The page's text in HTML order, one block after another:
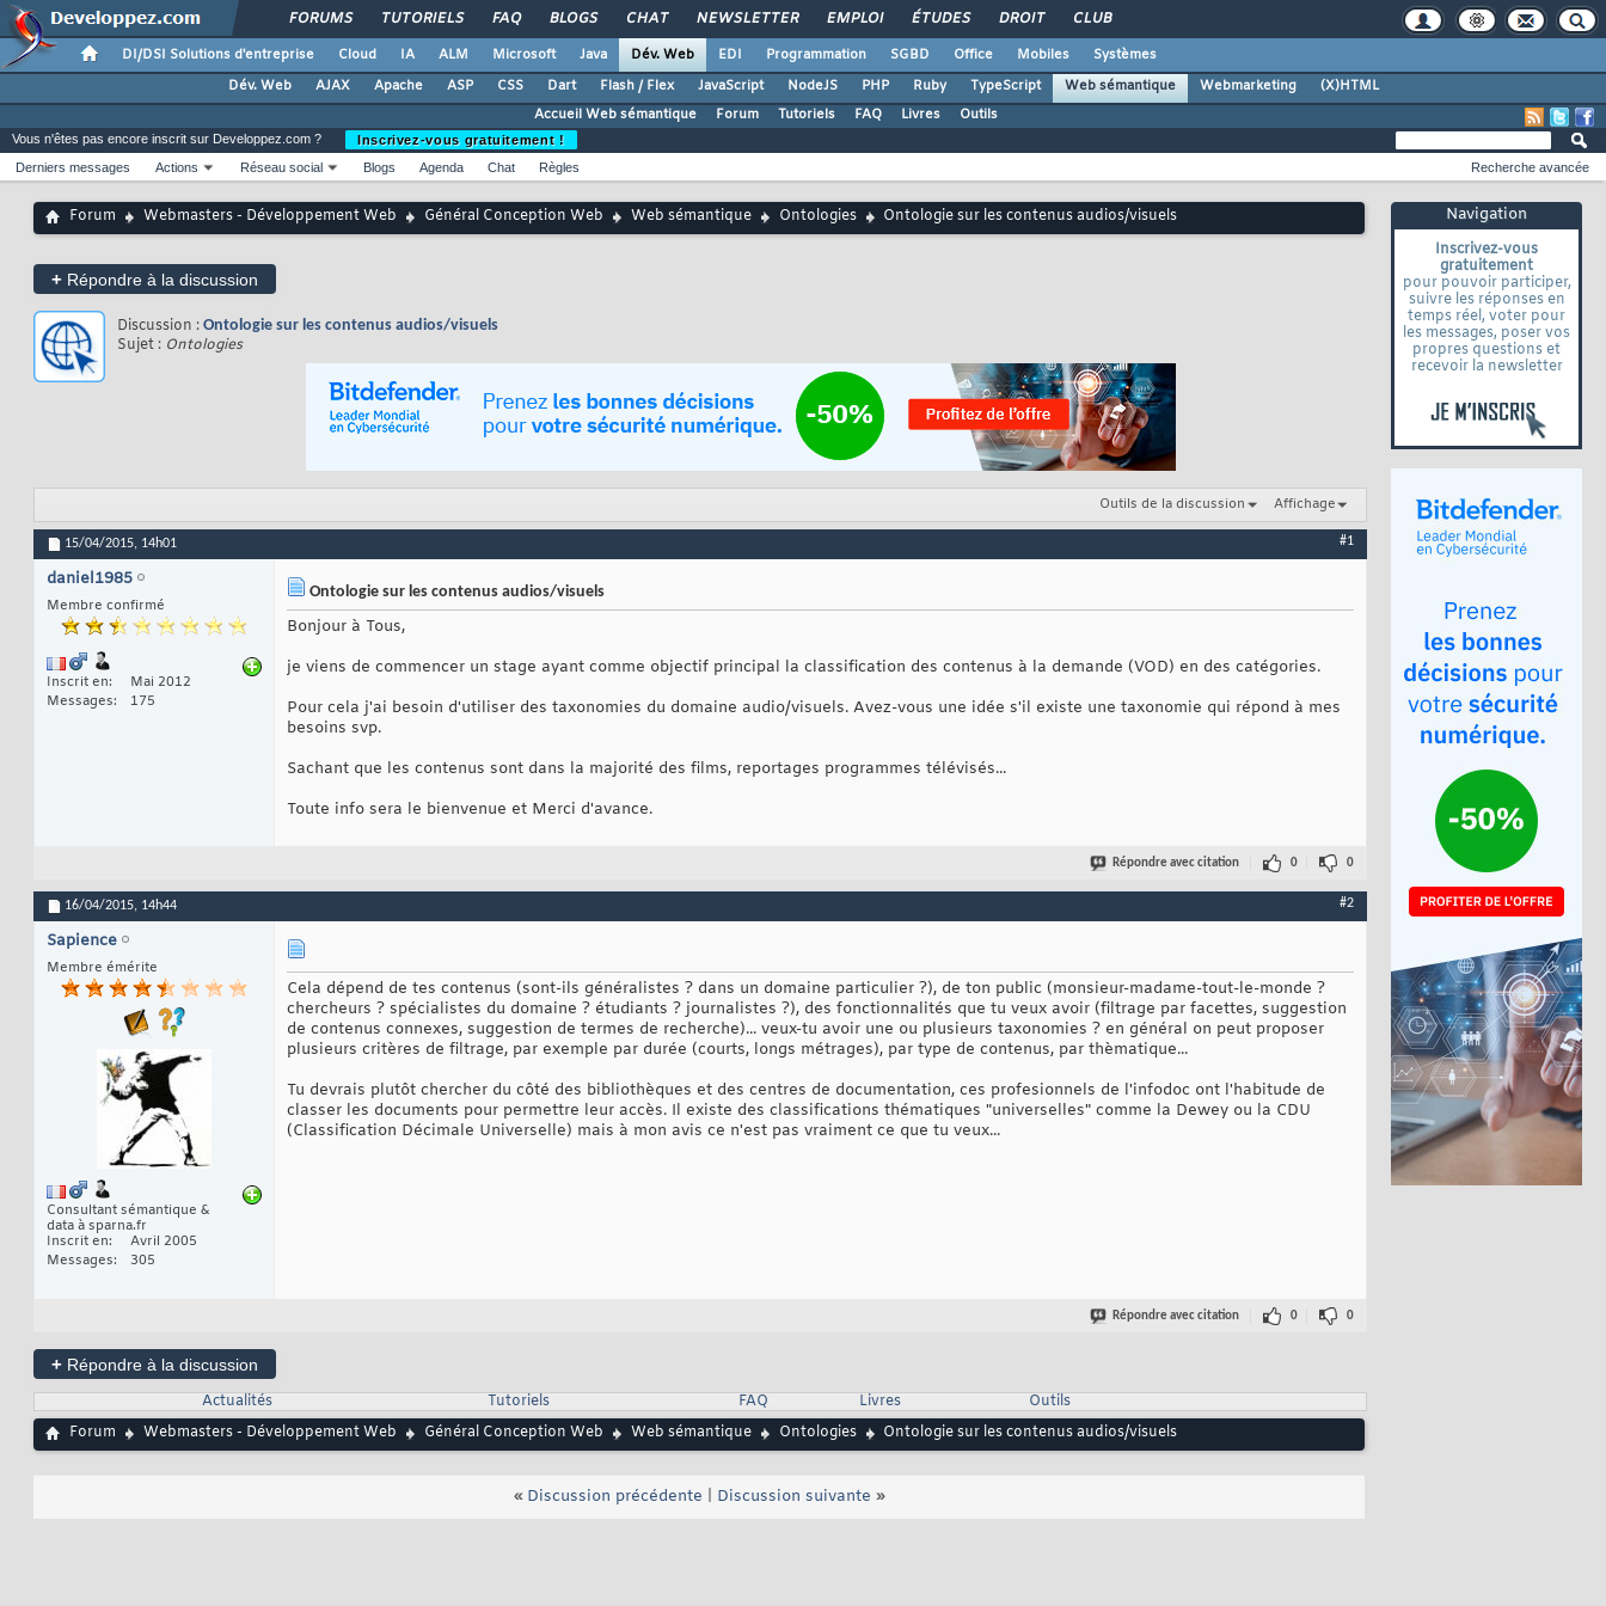
FORUMS TUTORIELS FAQ BLOGS CHAT NEWSLETTER EMPLOI ÉTUDES DROIT CLUB
DI/DSI Solutions d'entreprise Cloud IA ALM Microsoft Java Dév. Web EDI Programmation SGBD Office Mobiles
Systèmes
Dév. Web
AJAX Apache ASP CSS Dart Flash / Flex JavaScript NodeJS PHP Ruby TypeScript Web sémantique Webmarketing
(X)HTML
Accueil Web sémantique
Forum Tutoriels FAQ Livres Outils
Navigation
Inscrivez-vous
gratuitement
pour pouvoir participer,
suivre les réponses en
temps réel, voter pour
les messages, poser vos
propres questions et
recevoir la newsletter
Vous n'êtes pas encore inscrit sur Developpez.com ?
Inscrivez-vous gratuitement !
Derniers messages
Actions Réseau social Blogs Agenda Chat Règles Recherche avancée
Forum Webmasters - Développement Web Général Conception Web Web sémantique Ontologies Ontologie sur les contenus audios/visuels
+ Répondre à la discussion
Discussion : Ontologie sur les contenus audios/visuels
Sujet : Ontologies
Outils de la discussion Affichage
15/04/2015, 14h01 #1
daniel1985
Membre confirmé
Inscrit en
Mai 2012
Messages
175
Ontologie sur les contenus audios/visuels
Bonjour à Tous,
je viens de commencer un stage ayant comme objectif principal la classification des contenus à la demande (VOD) en des catégories.
Pour cela j'ai besoin d'utiliser des taxonomies du domaine audio/visuels. Avez-vous une idée s'il existe une taxonomie qui répond à mes
besoins svp.
Sachant que les contenus sont dans la majorité des films, reportages programmes télévisés...
Toute info sera le bienvenue et Merci d'avance.
Répondre avec citation 0 0
16/04/2015, 14h44 #2
Sapience
Membre émérite
Consultant sémantique &
data à sparna.fr
Inscrit en
Avril 2005
Messages
305
Cela dépend de tes contenus (sont-ils généralistes ? dans un domaine particulier ?), de ton public (monsieur-madame-tout-le-monde ?
chercheurs ? spécialistes du domaine ? étudiants ? journalistes ?), des fonctionnalités que tu veux avoir (filtrage par facettes, suggestion
de contenus connexes, suggestion de termes de recherche)... veux-tu avoir une ou plusieurs taxonomies ? en général on peut proposer
plusieurs critères de filtrage, par exemple par durée (courts, longs métrages), par type de contenus, par thèmatique...
Tu devrais plutôt chercher du côté des bibliothèques et des centres de documentation, ces profesionnels de l'infodoc ont l'habitude de
classer les documents pour permettre leur accès. Il existe des classifications thématiques "universelles" comme la Dewey ou la CDU
(Classification Décimale Universelle) mais à mon avis ce n'est pas vraiment ce que tu veux...
Répondre avec citation 0 0
+ Répondre à la discussion
Actualités
Tutoriels FAQ Livres
Outils
Forum
Webmasters - Développement Web Général Conception Web Web sémantique Ontologies Ontologie sur les contenus audios/visuels
« Discussion précédente Discussion suivante »